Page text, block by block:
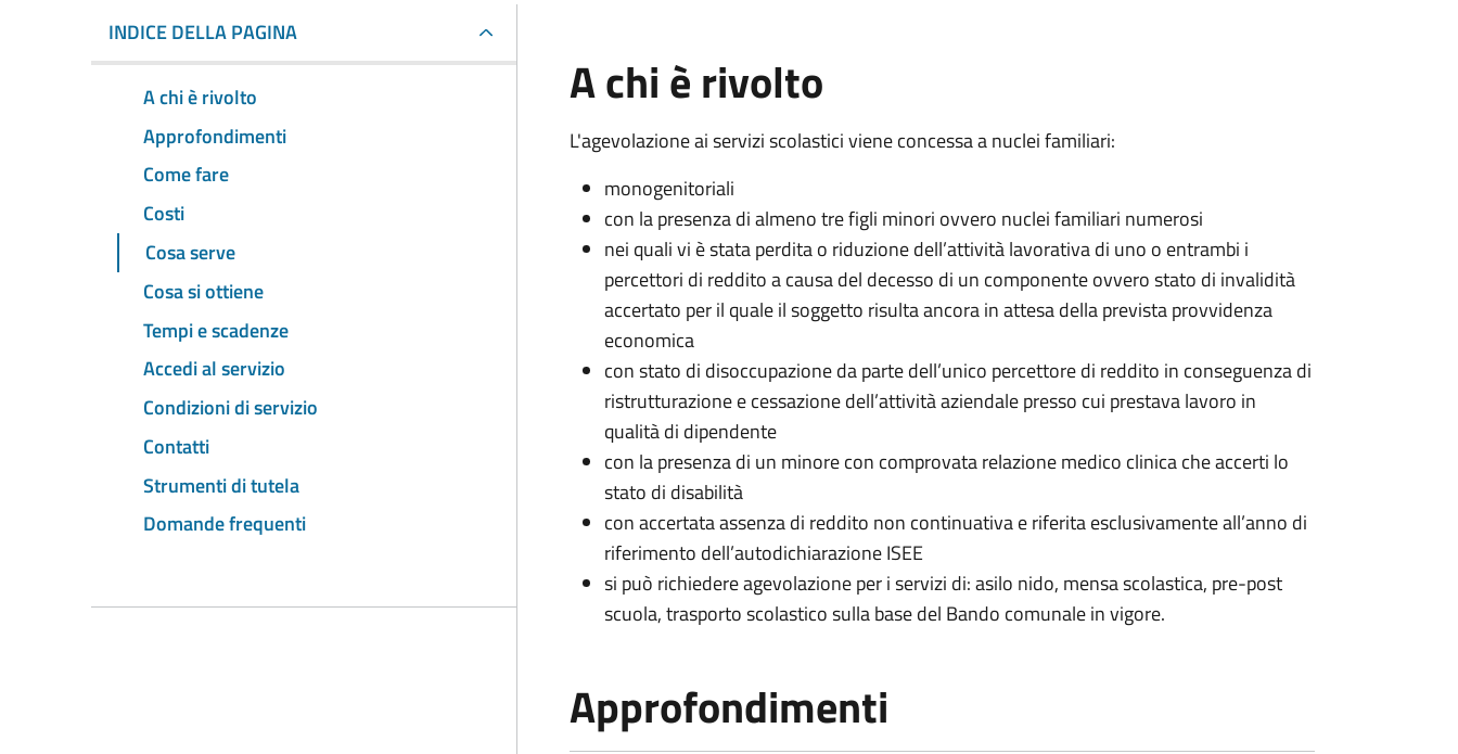
INDICE DELLA PAGINA
A chi è rivolto
Approfondimenti
Come fare
Costi
Cosa serve
Cosa si ottiene
Tempi e scadenze
Accedi al servizio
Condizioni di servizio
Contatti
Strumenti di tutela
Domande frequenti
A chi è rivolto
L'agevolazione ai servizi scolastici viene concessa a nuclei familiari:
monogenitoriali
con la presenza di almeno tre figli minori ovvero nuclei familiari numerosi
nei quali vi è stata perdita o riduzione dell’attività lavorativa di uno o entrambi i
percettori di reddito a causa del decesso di un componente ovvero stato di invalidità
accertato per il quale il soggetto risulta ancora in attesa della prevista provvidenza
economica
con stato di disoccupazione da parte dell’unico percettore di reddito in conseguenza di
ristrutturazione e cessazione dell’attività aziendale presso cui prestava lavoro in
qualità di dipendente
con la presenza di un minore con comprovata relazione medico clinica che accerti lo
stato di disabilità
con accertata assenza di reddito non continuativa e riferita esclusivamente all’anno di
riferimento dell’autodichiarazione ISEE
si può richiedere agevolazione per i servizi di: asilo nido, mensa scolastica, pre-post
scuola, trasporto scolastico sulla base del Bando comunale in vigore.
Approfondimenti